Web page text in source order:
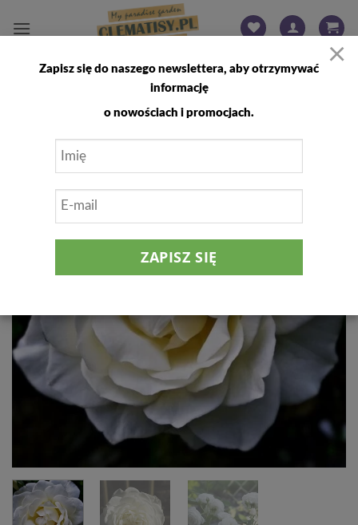
FILTRUJ
×
Zapisz się do naszego newslettera, aby otrzymywać
informację
o nowościach i promocjach.